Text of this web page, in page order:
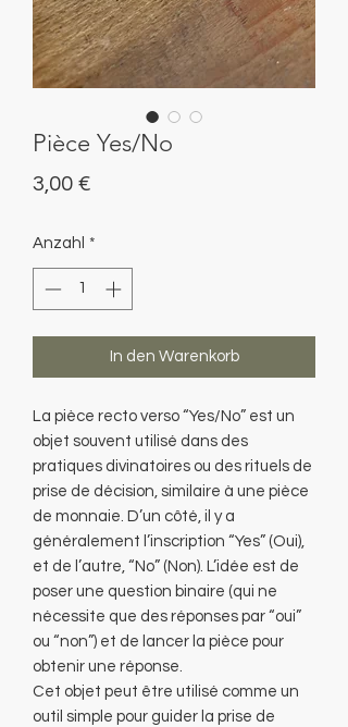
Pièce Yes/No
3,00 €Preis
Anzahl *
In den Warenkorb
La pièce recto verso “Yes/No” est un
objet souvent utilisé dans des
pratiques divinatoires ou des rituels de
prise de décision, similaire à une pièce
de monnaie. D’un côté, il y a
généralement l’inscription “Yes” (Oui),
et de l’autre, “No” (Non). L’idée est de
poser une question binaire (qui ne
nécessite que des réponses par “oui”
ou “non”) et de lancer la pièce pour
obtenir une réponse.
Cet objet peut être utilisé comme un
outil simple pour guider la prise de